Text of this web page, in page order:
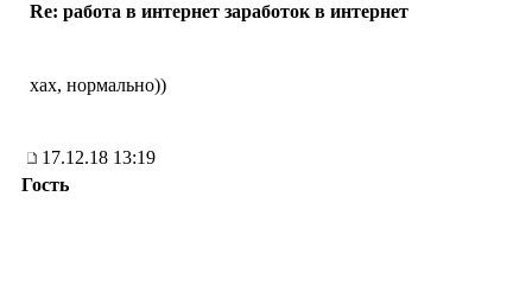
Re: работа в интернет заработок в интернет
хах, нормально))
17.12.18 13:19
Гость